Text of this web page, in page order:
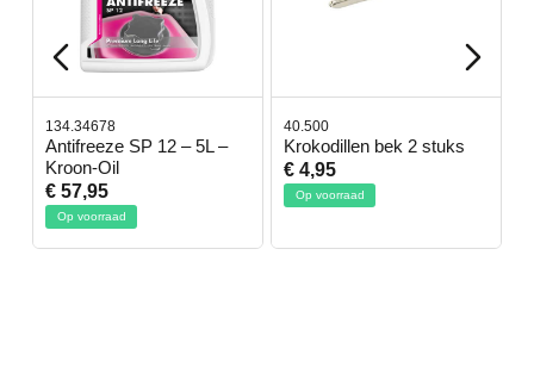
134.34678
Antifreeze SP 12 – 5L –
Kroon-Oil
€ 57,95
Op voorraad
40.500
Krokodillen bek 2 stuks
€ 4,95
Op voorraad